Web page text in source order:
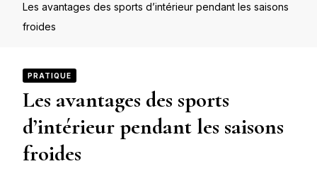
Les avantages des sports d’intérieur pendant les saisons
froides
PRATIQUE
Les avantages des sports
d’intérieur pendant les saisons
froides